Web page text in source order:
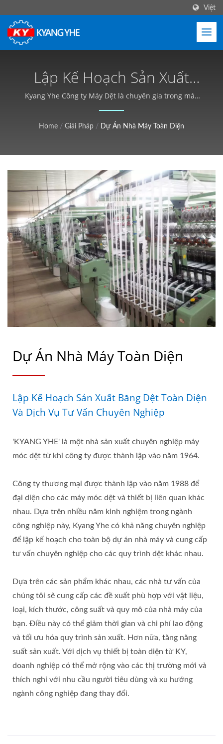
Việt
Lập Kế Hoạch Sản Xuất
Băng Dệt Toàn Diện Và
Dịch Vụ Tư Vấn Chuyên
Suất Cao, Thời Gian Giao
Hàng Ngắn - Kyang Yhe
(KY)
Kyang Yhe Công ty Máy Dệt là chuyên gia trong máy
dây đàn hồi, dây giày, máy băng dán và cung cấp dịch
vụ tư vấn. | Máy móc dệt bền cho khóa kéo, nhãn, dây
đai - Kyang Yhe (KY)
Home / Giải Pháp / Dự Án Nhà Máy Toàn Diện
Dự Án Nhà Máy Toàn Diện
Lập Kế Hoạch Sản Xuất Băng Dệt Toàn Diện
Và Dịch Vụ Tư Vấn Chuyên Nghiệp
'KYANG YHE' là một nhà sản xuất chuyên nghiệp máy
móc dệt từ khi công ty được thành lập vào năm 1964.
Công ty thương mại được thành lập vào năm 1988 để
đại diện cho các máy móc dệt và thiết bị liên quan khác
nhau. Dựa trên nhiều năm kinh nghiệm trong ngành
công nghiệp này, Kyang Yhe có khả năng chuyên nghiệp
để lập kế hoạch cho toàn bộ dự án nhà máy và cung cấp
tư vấn chuyên nghiệp cho các quy trình dệt khác nhau.
Dựa trên các sản phẩm khác nhau, các nhà tư vấn của
chúng tôi sẽ cung cấp các đề xuất phù hợp với vật liệu,
loại, kích thước, công suất và quy mô của nhà máy của
bạn. Điều này có thể giảm thời gian và chi phí lao động
và tối ưu hóa quy trình sản xuất. Hơn nữa, tăng năng
suất sản xuất. Với dịch vụ thiết bị toàn diện từ KY,
doanh nghiệp có thể mở rộng vào các thị trường mới và
thích nghi với nhu cầu người tiêu dùng và xu hướng
ngành công nghiệp đang thay đổi.